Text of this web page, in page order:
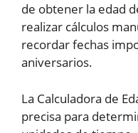
de obtener la edad
realizar cálculos
recordar fechas
aniversarios.
La Calculadora de
precisa para